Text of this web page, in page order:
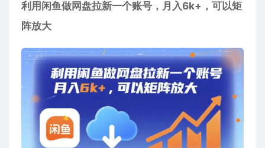
利用闲鱼做网盘拉新一个账号，月入6k+，可以矩
阵放大